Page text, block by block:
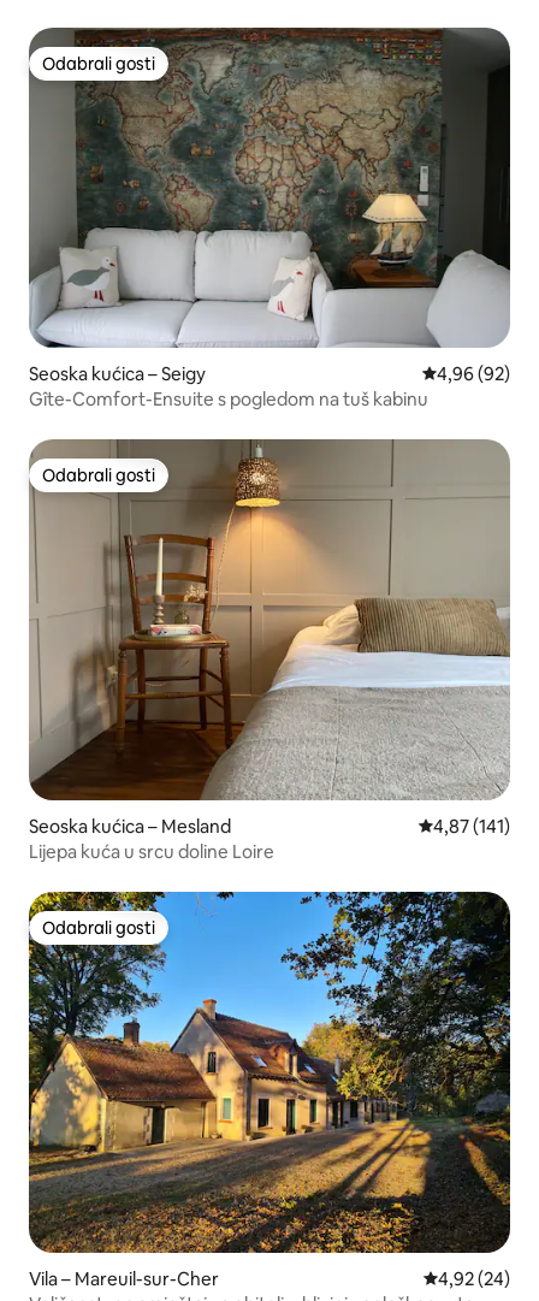
Odabrali gosti
Odabrali gosti
Seoska kućica – Seigy Prosječna
4,96 (92)
Gîte-Comfort-Ensuite s pogledom na tuš kabinu
Odabrali gosti
Odabrali gosti
Seoska kućica – Mesland Prosječna
4,87 (141)
Lijepa kuća u srcu doline Loire
Odabrali gosti
Odabrali gosti
Vila – Mareuil-sur-Cher Prosječna
4,92 (24)